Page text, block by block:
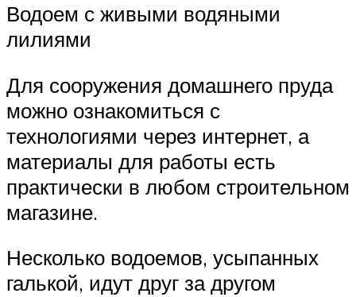
Водоем с живыми водяными
лилиями
Для сооружения домашнего пруда
можно ознакомиться с
технологиями через интернет, а
материалы для работы есть
практически в любом строительном
магазине.
Несколько водоемов, усыпанных
галькой, идут друг за другом